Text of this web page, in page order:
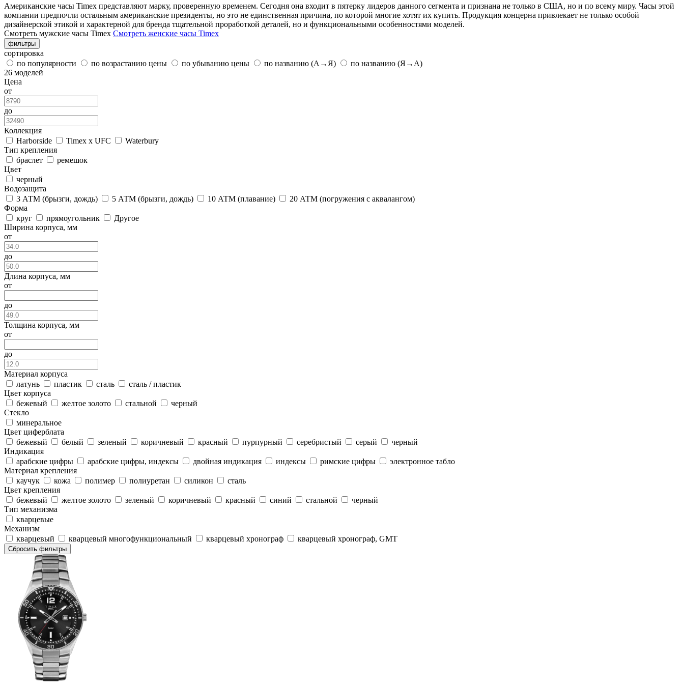
Американские часы Timex представляют марку, проверенную временем. Сегодня она входит в пятерку лидеров данного сегмента и признана не только в США, но и по всему миру. Часы этой
компании предпочли остальным американские президенты, но это не единственная причина, по которой многие хотят их купить. Продукция концерна привлекает не только особой
дизайнерской этикой и характерной для бренда тщательной проработкой деталей, но и функциональными особенностями моделей.
Смотреть мужские часы Timex Смотреть женские часы Timex
фильтры
сортировка
по популярности
по возрастанию цены по убыванию цены по названию (А→Я)
по названию (Я→А)
26 моделей
Цена
от
до
Коллекция
Harborside
Timex x UFC
Waterbury
Тип крепления
браслет
ремешок
Цвет
черный
Водозащита
3 АТМ (брызги, дождь)
5 АТМ (брызги, дождь) 10 АТМ (плавание)
20 АТМ (погружения с аквалангом)
Форма
круг
прямоугольник
Другое
Ширина корпуса, мм
от
до
Длина корпуса, мм
от
до
Толщина корпуса, мм
от
до
Материал корпуса
латунь
пластик сталь
сталь / пластик
Цвет корпуса
бежевый
желтое золото стальной
черный
Стекло
минеральное
Цвет циферблата
бежевый
белый зеленый коричневый красный пурпурный серебристый серый
черный
Индикация
арабские цифры
арабские цифры, индексы двойная индикация индексы римские цифры
электронное табло
Материал крепления
каучук
кожа полимер полиуретан силикон
сталь
Цвет крепления
бежевый
желтое золото зеленый коричневый красный синий стальной
черный
Тип механизма
кварцевые
Механизм
кварцевый
кварцевый многофункциональный кварцевый хронограф кварцевый хронограф, GMT
Сбросить фильтры